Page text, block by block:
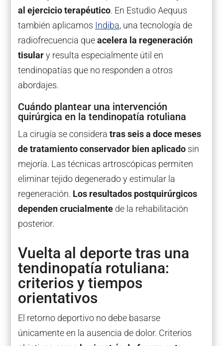
al ejercicio terapéutico. En Estudio Aequus
también aplicamos Indiba, una tecnología de
radiofrecuencia queacelera la regeneración
tisulary resulta especialmente útil en
tendinopatías que no responden a otros
abordajes.
Cuándo plantear una intervención
quirúrgica en la tendinopatía rotuliana
La cirugía se considera tras seis a doce meses
de tratamiento conservador bien aplicadosin
mejoría. Las técnicas artroscópicas permiten
eliminar tejido degenerado y estimular la
regeneración. Los resultados postquirúrgicos
dependen crucialmentede la rehabilitación
posterior.
Vuelta al deporte tras una
tendinopatía rotuliana:
criterios y tiempos
orientativos
El retorno deportivo no debe basarse
únicamente en la ausencia de dolor. Criterios